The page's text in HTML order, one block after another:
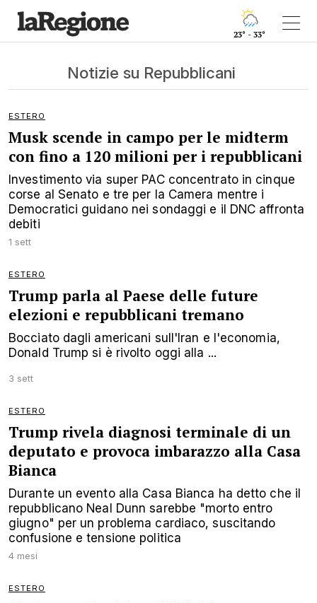
23° - 33°
Notizie su Repubblicani
ESTERO
Musk scende in campo per le midterm
con fino a 120 milioni per i repubblicani
Investimento via super PAC concentrato in cinque
corse al Senato e tre per la Camera mentre i
Democratici guidano nei sondaggi e il DNC affronta
debiti
1 sett
ESTERO
Trump parla al Paese delle future
elezioni e repubblicani tremano
Bocciato dagli americani sull'Iran e l'economia,
Donald Trump si è rivolto oggi alla ...
3 sett
ESTERO
Trump rivela diagnosi terminale di un
deputato e provoca imbarazzo alla Casa
Bianca
Durante un evento alla Casa Bianca ha detto che il
repubblicano Neal Dunn sarebbe "morto entro
giugno" per un problema cardiaco, suscitando
confusione e tensione politica
4 mesi
ESTERO